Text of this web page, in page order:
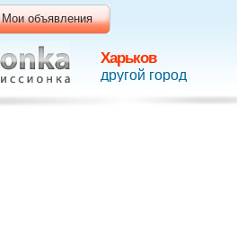
Харьков
другой город
Мои объявления